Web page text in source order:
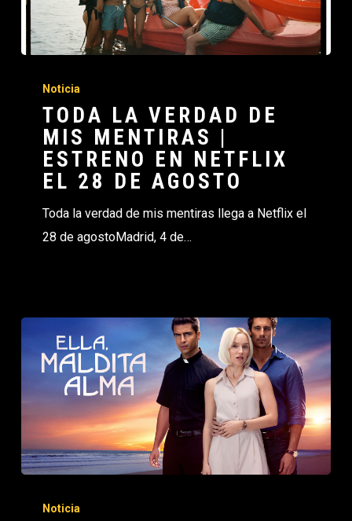
Noticia
TODA LA VERDAD DE
MIS MENTIRAS |
ESTRENO EN NETFLIX
EL 28 DE AGOSTO
Toda la verdad de mis mentiras llega a Netflix el
28 de agostoMadrid, 4 de…
Noticia